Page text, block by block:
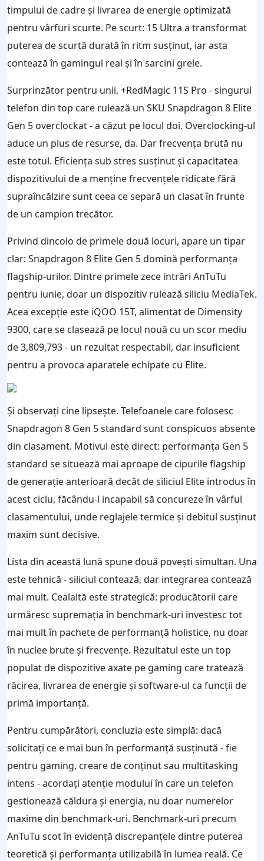
timpului de cadre și livrarea de energie optimizată
pentru vârfuri scurte. Pe scurt: 15 Ultra a transformat
puterea de scurtă durată în ritm susținut, iar asta
contează în gamingul real și în sarcini grele.
Surprinzător pentru unii, +RedMagic 11S Pro - singurul
telefon din top care rulează un SKU Snapdragon 8 Elite
Gen 5 overclockat - a căzut pe locul doi. Overclocking-ul
aduce un plus de resurse, da. Dar frecvența brută nu
este totul. Eficiența sub stres susținut și capacitatea
dispozitivului de a menține frecvențele ridicate fără
supraîncălzire sunt ceea ce separă un clasat în frunte
de un campion trecător.
Privind dincolo de primele două locuri, apare un tipar
clar: Snapdragon 8 Elite Gen 5 domină performanța
flagship-urilor. Dintre primele zece intrări AnTuTu
pentru iunie, doar un dispozitiv rulează siliciu MediaTek.
Acea excepție este iQOO 15T, alimentat de Dimensity
9300, care se clasează pe locul nouă cu un scor mediu
de 3,809,793 - un rezultat respectabil, dar insuficient
pentru a provoca aparatele echipate cu Elite.
Și observați cine lipsește. Telefoanele care folosesc
Snapdragon 8 Gen 5 standard sunt conspicuos absente
din clasament. Motivul este direct: performanța Gen 5
standard se situează mai aproape de cipurile flagship
de generație anterioară decât de siliciul Elite introdus în
acest ciclu, făcându-l incapabil să concureze în vârful
clasamentului, unde reglajele termice și debitul susținut
maxim sunt decisive.
Lista din această lună spune două povești simultan. Una
este tehnică - siliciul contează, dar integrarea contează
mai mult. Cealaltă este strategică: producătorii care
urmăresc supremația în benchmark-uri investesc tot
mai mult în pachete de performanță holistice, nu doar
în nuclee brute și frecvențe. Rezultatul este un top
populat de dispozitive axate pe gaming care tratează
răcirea, livrarea de energie și software-ul ca funcții de
primă importanță.
Pentru cumpărători, concluzia este simplă: dacă
solicitați ce e mai bun în performanță susținută - fie
pentru gaming, creare de conținut sau multitasking
intens - acordați atenție modului în care un telefon
gestionează căldura și energia, nu doar numerelor
maxime din benchmark-uri. Benchmark-uri precum
AnTuTu scot în evidență discrepanțele dintre puterea
teoretică și performanța utilizabilă în lumea reală. Ce